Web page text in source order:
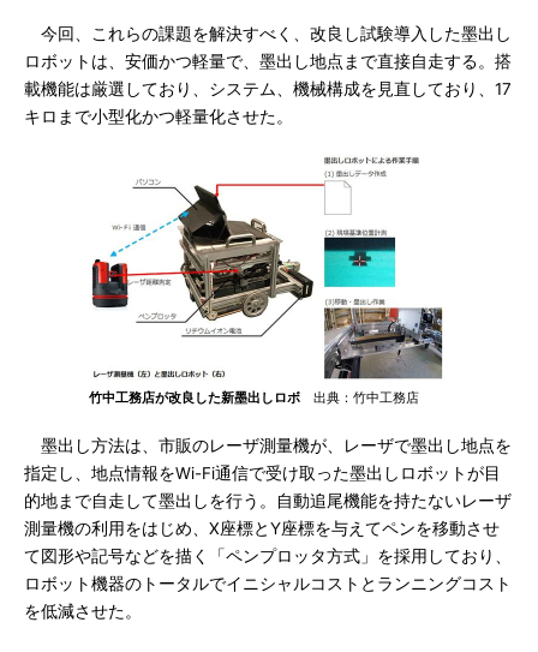
今回、これらの課題を解決すべく、改良し試験導入した墨出し
ロボットは、安価かつ軽量で、墨出し地点まで直接自走する。搭
載機能は厳選しており、システム、機械構成を見直しており、17
キロまで小型化かつ軽量化させた。
竹中工務店が改良した新墨出しロボ 出典：竹中工務店
墨出し方法は、市販のレーザ測量機が、レーザで墨出し地点を
指定し、地点情報をWi-Fi通信で受け取った墨出しロボットが目
的地まで自走して墨出しを行う。自動追尾機能を持たないレーザ
測量機の利用をはじめ、X座標とY座標を与えてペンを移動させ
て図形や記号などを描く「ペンプロッタ方式」を採用しており、
ロボット機器のトータルでイニシャルコストとランニングコスト
を低減させた。